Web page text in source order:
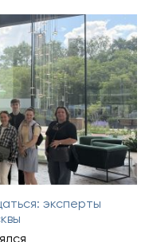
эксперты